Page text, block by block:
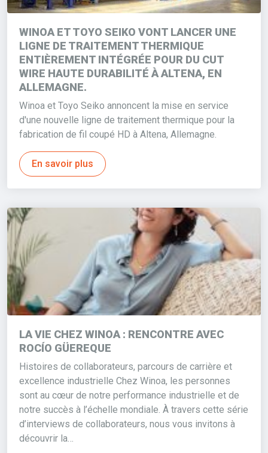
WINOA ET TOYO SEIKO VONT LANCER UNE
LIGNE DE TRAITEMENT THERMIQUE
ENTIÈREMENT INTÉGRÉE POUR DU CUT
WIRE HAUTE DURABILITÉ À ALTENA, EN
ALLEMAGNE.
Winoa et Toyo Seiko annoncent la mise en service
d'une nouvelle ligne de traitement thermique pour la
fabrication de fil coupé HD à Altena, Allemagne.
En savoir plus
LA VIE CHEZ WINOA : RENCONTRE AVEC
ROCÍO GÜEREQUE
Histoires de collaborateurs, parcours de carrière et
excellence industrielle Chez Winoa, les personnes
sont au cœur de notre performance industrielle et de
notre succès à l’échelle mondiale. À travers cette série
d’interviews de collaborateurs, nous vous invitons à
découvrir la…